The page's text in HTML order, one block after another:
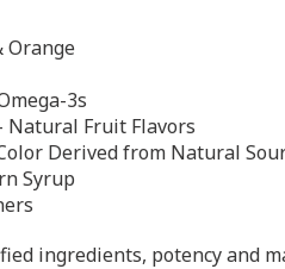
Orange
3s
Natural Fruit Flavors
Derived from Natural
Syrup
ingredients, potency and